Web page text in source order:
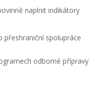
naplnit indikátory
přeshraniční spolupráce
odborné přípravy